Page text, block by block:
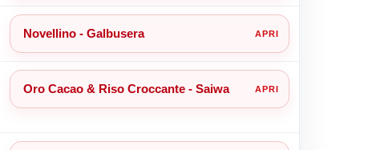
Novellino - Galbusera
Oro Cacao & Riso Croccante - Saiwa